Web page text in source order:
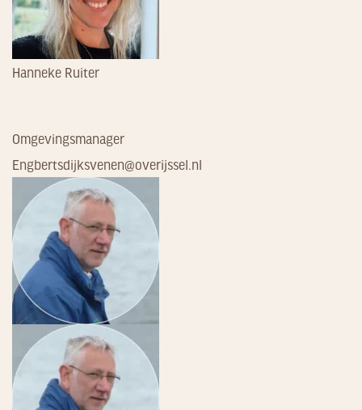
Hanneke Ruiter
Omgevingsmanager
Engbertsdijksvenen@overijssel.nl